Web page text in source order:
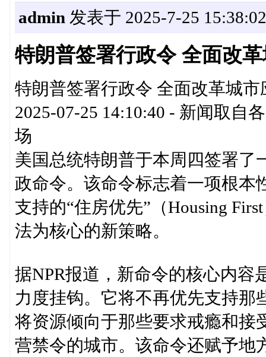
admin 发表于 2025-7-25 15:38:02
特朗普签署行政令 全面改
特朗普签署行政令 全面改革城
2025-07-25 14:10:40 - 新闻取自
场
美国总统特朗普于本周四签署了
政命令。该命令标志着一项根本
支持的“住房优先”（Housing
法为核心的新策略。
据NPR报道，新命令的核心内容
力度挂钩。它将不再优先支持那
将资源倾向于那些要求戒瘾和接
营禁令的城市。该命令还赋予地